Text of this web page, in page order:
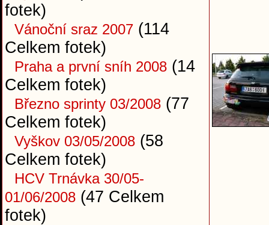
fotek)
Vánoční sraz 2007 (114
Celkem fotek)
Praha a první sníh 2008 (14
Celkem fotek)
Březno sprinty 03/2008 (77
Celkem fotek)
Vyškov 03/05/2008 (58
Celkem fotek)
HCV Trnávka 30/05-
01/06/2008 (47 Celkem
fotek)